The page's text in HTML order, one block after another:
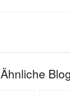
Ähnliche